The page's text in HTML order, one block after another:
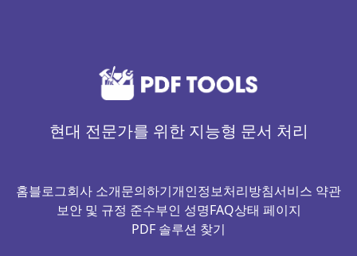
현대 전문가를 위한 지능형 문서 처리
홈블로그회사 소개문의하기개인정보처리방침서비스 약관
보안 및 규정 준수부인 성명FAQ상태 페이지
PDF 솔루션 찾기